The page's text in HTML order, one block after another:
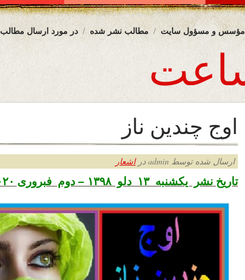
در مورد ارسال مطالب مطالب نشر شده مؤسس و مسؤول سایت
اوج چندین ناز
ارسال شده توسط admin در اشعار
تاریخ نشر یکشنبه ۱۳ دلو ۱۳۹۸ – دوم فبروری ۲۰۲۰ هالند